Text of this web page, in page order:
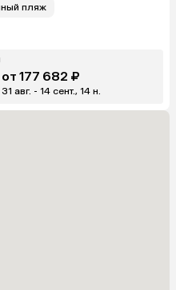
пляж
от 177 682 ₽
31 авг. - 14 сент., 14 н.